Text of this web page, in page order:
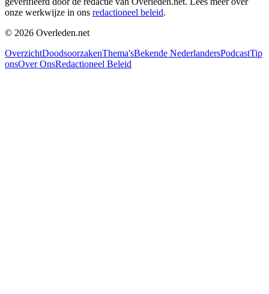
onze werkwijze in ons redactioneel beleid.
© 2026 Overleden.net
OverzichtDoodsoorzakenThema'sBekende NederlandersPodcastTip
onsOver OnsRedactioneel Beleid